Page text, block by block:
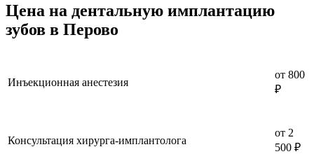
Цена на дентальную имплантацию
зубов в Перово
Инъекционная анестезия
от 800
₽
Консультация хирурга-имплантолога
от 2
500 ₽